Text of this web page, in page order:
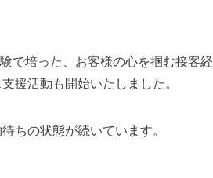
で培った、お客様の心を掴む接客経
援活動も開始いたしました。
ちの状態が続いています。